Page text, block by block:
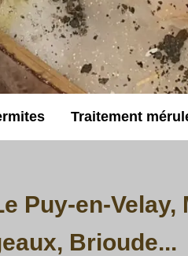
Traitement
Puy-en-
Brioude...